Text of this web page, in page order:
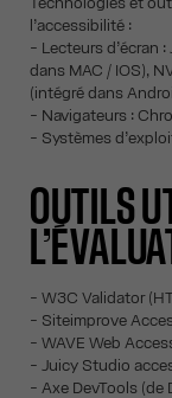
l’accessibilité :
- Lecteurs d’écran
dans MAC / IOS),
(intégré dans
- Navigateurs :
- Systèmes
OUTILS
- W3C Validator
- Siteimprove
- WAVE Web
- Juicy Studio
- Axe DevTools (de